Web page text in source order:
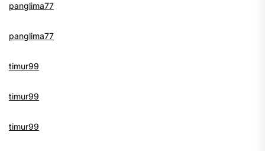
panglima77
panglima77
timur99
timur99
timur99